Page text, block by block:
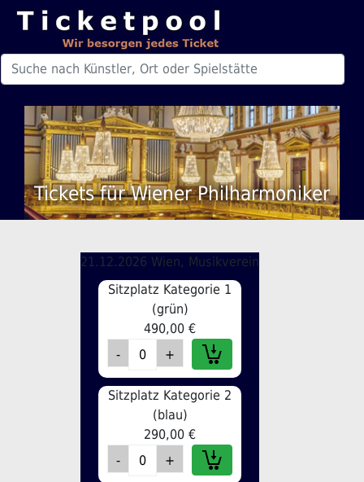
Tickets für Wiener Philharmoniker
21.12.2026 Wien, Musikverein
Sitzplatz Kategorie 1
(grün)
490,00 €
Sitzplatz Kategorie 2
(blau)
290,00 €